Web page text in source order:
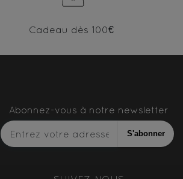
Cadeau dès 100€
Abonnez-vous à notre newsletter
S'abonner